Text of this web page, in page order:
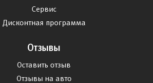
Сервис
Дисконтная программа
Отзывы
Оставить отзыв
Отзывы на авто